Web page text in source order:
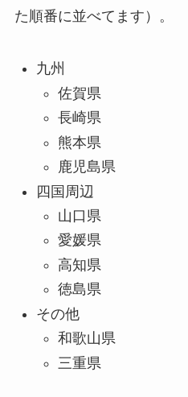
た順番に並べてます）。
九州
佐賀県
長崎県
熊本県
鹿児島県
四国周辺
山口県
愛媛県
高知県
徳島県
その他
和歌山県
三重県